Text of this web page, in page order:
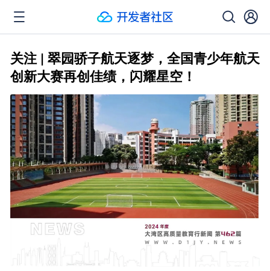
关注 | 翠园骄子航天逐梦，全国青少年航天
创新大赛再创佳绩，闪耀星空！